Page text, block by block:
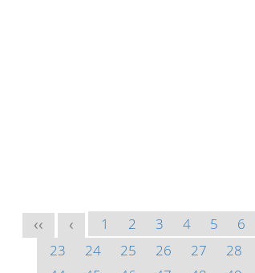
<< < 1 2 3 4 5 6
23
24 25 26 27 28